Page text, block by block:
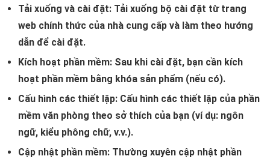
Tải xuống và cài đặt: Tải xuống bộ cài đặt từ trang
web chính thức của nhà cung cấp và làm theo hướng
dẫn để cài đặt.
Kích hoạt phần mềm: Sau khi cài đặt, bạn cần kích
hoạt phần mềm bằng khóa sản phẩm (nếu có).
Cấu hình các thiết lập: Cấu hình các thiết lập của phần
mềm văn phòng theo sở thích của bạn (ví dụ: ngôn
ngữ, kiểu phông chữ, v.v.).
Cập nhật phần mềm: Thường xuyên cập nhật phần